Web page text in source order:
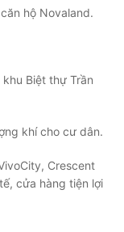
hộ Novaland.
Biệt thự Trần
khí cho cư dân.
Crescent
cửa hàng tiện lợi